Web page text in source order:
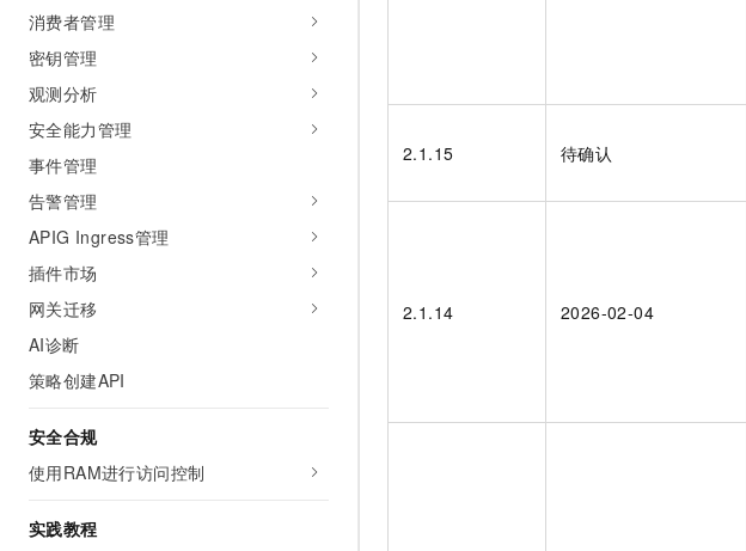
消费者管理
密钥管理
观测分析
安全能力管理
事件管理
告警管理
APIG Ingress管理
插件市场
网关迁移
AI诊断
策略创建API
安全合规
使用RAM进行访问控制
实践教程
2.1.15 待确认
2.1.14 2026-02-04
快速部署 Dify，高效搭建 AI 应用
依托云原生高可用架构,实现Dify私有化部署
终端用户计算
Serverless
开发工具
迁移与运维管理
专有云